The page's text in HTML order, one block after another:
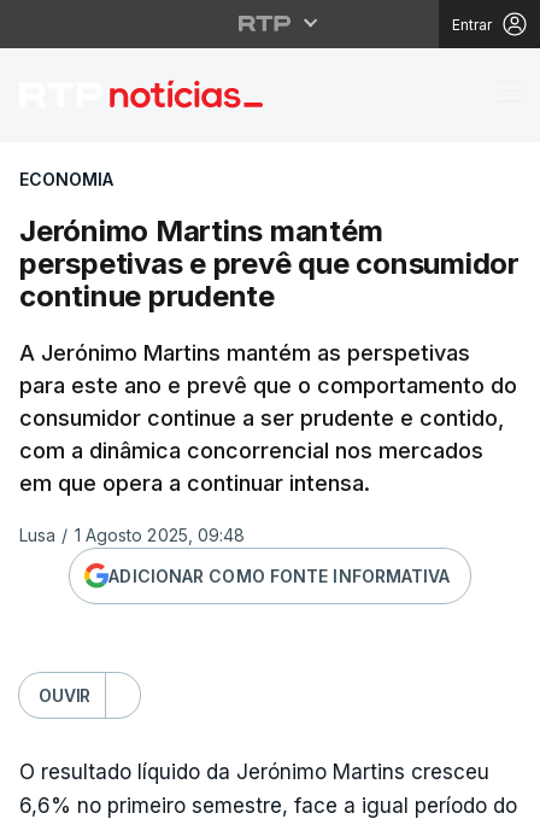
Entrar
Jerónimo Martins
ECONOMIA
Jerónimo Martins mantém
perspetivas e prevê que consumidor
continue prudente
A Jerónimo Martins mantém as perspetivas
para este ano e prevê que o comportamento do
consumidor continue a ser prudente e contido,
com a dinâmica concorrencial nos mercados
em que opera a continuar intensa.
Lusa / 1 Agosto 2025, 09:48
ADICIONAR COMO FONTE INFORMATIVA
OUVIR
O resultado líquido da Jerónimo Martins cresceu
6,6% no primeiro semestre, face a igual período do